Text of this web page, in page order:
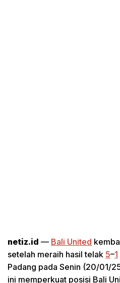
netiz.id — Bali United
setelah meraih hasil telak 5–1
Padang pada Senin (20/01/
ini memperkuat posisi Bali